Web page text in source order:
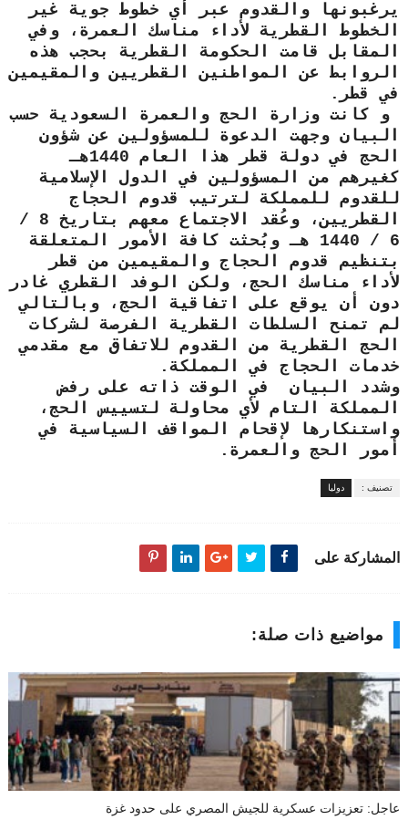
يرغبونها والقدوم عبر أي خطوط جوية غير
الخطوط القطرية لأداء مناسك العمرة، وفي
المقابل قامت الحكومة القطرية بحجب هذه
الروابط عن المواطنين القطريين والمقيمين
في قطر.
و كانت وزارة الحج والعمرة السعودية حسب
البيان وجهت الدعوة للمسؤولين عن شؤون
الحج في دولة قطر هذا العام 1440هـ
كغيرهم من المسؤولين في الدول الإسلامية
للقدوم للمملكة لترتيب قدوم الحجاج
القطريين، وعُقد الاجتماع معهم بتاريخ 8 /
6 / 1440 هـ وبُحثت كافة الأمور المتعلقة
بتنظيم قدوم الحجاج والمقيمين من قطر
لأداء مناسك الحج، ولكن الوفد القطري غادر
دون أن يوقع على اتفاقية الحج، وبالتالي
لم تمنح السلطات القطرية الفرصة لشركات
الحج القطرية من القدوم للاتفاق مع مقدمي
خدمات الحجاج في المملكة.
وشدد البيان في الوقت ذاته على رفض
المملكة التام لأي محاولة لتسييس الحج،
واستنكارها لإقحام المواقف السياسية في
أمور الحج والعمرة.
تصنيف : دوليا
المشاركة على
مواضيع ذات صلة:
عاجل: تعزيزات عسكرية للجيش المصري على حدود غزة